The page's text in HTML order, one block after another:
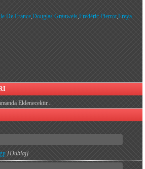
De France,Douglas Grauwels,Frédéric Pierrot,Freya
Eklenecektir...
[Dublaj]